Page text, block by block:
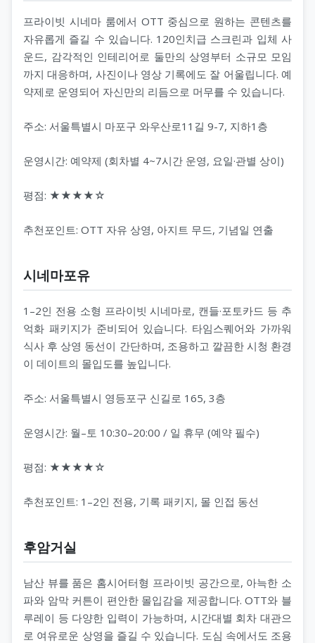
프라이빗 시네마 룸에서 OTT 중심으로 원하는 콘텐츠를
자유롭게 즐길 수 있습니다. 120인치급 스크린과 입체 사
운드, 감각적인 인테리어로 둘만의 상영부터 소규모 모임
까지 대응하며, 사진이나 영상 기록에도 잘 어울립니다. 예
약제로 운영되어 자신만의 리듬으로 머무를 수 있습니다.
주소: 서울특별시 마포구 와우산로11길 9-7, 지하1층
운영시간: 예약제 (회차별 4~7시간 운영, 요일·관별 상이)
평점: ★★★★☆
추천포인트: OTT 자유 상영, 아지트 무드, 기념일 연출
시네마포유
1–2인 전용 소형 프라이빗 시네마로, 캔들·포토카드 등 추
억화 패키지가 준비되어 있습니다. 타임스퀘어와 가까워
식사 후 상영 동선이 간단하며, 조용하고 깔끔한 시청 환경
이 데이트의 몰입도를 높입니다.
주소: 서울특별시 영등포구 신길로 165, 3층
운영시간: 월–토 10:30–20:00 / 일 휴무 (예약 필수)
평점: ★★★★☆
추천포인트: 1–2인 전용, 기록 패키지, 몰 인접 동선
후암거실
남산 뷰를 품은 홈시어터형 프라이빗 공간으로, 아늑한 소
파와 암막 커튼이 편안한 몰입감을 제공합니다. OTT와 블
루레이 등 다양한 입력이 가능하며, 시간대별 회차 대관으
로 여유로운 상영을 즐길 수 있습니다. 도심 속에서도 조용